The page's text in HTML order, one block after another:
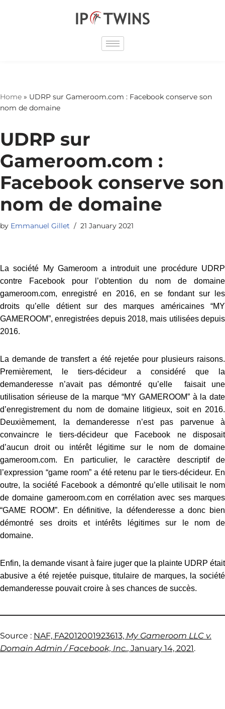
Home » UDRP sur Gameroom.com : Facebook conserve son
nom de domaine
UDRP sur
Gameroom.com :
Facebook conserve son
nom de domaine
by Emmanuel Gillet 21 January 2021
La société My Gameroom a introduit une procédure UDRP
contre Facebook pour l’obtention du nom de domaine
gameroom.com, enregistré en 2016, en se fondant sur les
droits qu’elle détient sur des marques américaines “MY
GAMEROOM”, enregistrées depuis 2018, mais utilisées depuis
2016.
La demande de transfert a été rejetée pour plusieurs raisons.
Premièrement, le tiers-décideur a considéré que la
demanderesse n’avait pas démontré qu’elle faisait une
utilisation sérieuse de la marque “MY GAMEROOM” à la date
d’enregistrement du nom de domaine litigieux, soit en 2016.
Deuxièmement, la demanderesse n’est pas parvenue à
convaincre le tiers-décideur que Facebook ne disposait
d’aucun droit ou intérêt légitime sur le nom de domaine
gameroom.com. En particulier, le caractère descriptif de
l’expression “game room” a été retenu par le tiers-décideur. En
outre, la société Facebook a démontré qu’elle utilisait le nom
de domaine gameroom.com en corrélation avec ses marques
“GAME ROOM”. En définitive, la défenderesse a donc bien
démontré ses droits et intérêts légitimes sur le nom de
domaine.
Enfin, la demande visant à faire juger que la plainte UDRP était
abusive a été rejetée puisque, titulaire de marques, la société
demanderesse pouvait croire à ses chances de succès.
Source : NAF, FA2012001923613, My Gameroom LLC v.
Domain Admin / Facebook, Inc., January 14, 2021.